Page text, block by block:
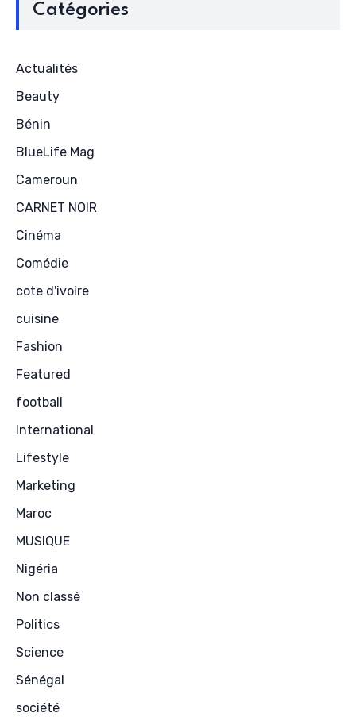
Catégories
Actualités
Beauty
Bénin
BlueLife Mag
Cameroun
CARNET NOIR
Cinéma
Comédie
cote d'ivoire
cuisine
Fashion
Featured
football
International
Lifestyle
Marketing
Maroc
MUSIQUE
Nigéria
Non classé
Politics
Science
Sénégal
société